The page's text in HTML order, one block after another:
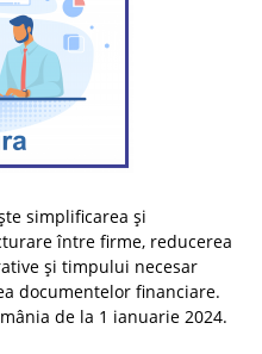
simplificarea și
între firme, reducerea
și timpului necesar
documentelor financiare.
de la 1 ianuarie 2024.